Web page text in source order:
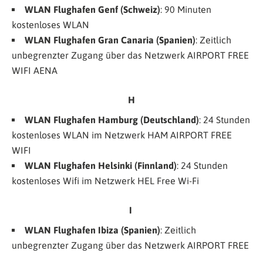
WLAN Flughafen Genf (Schweiz): 90 Minuten
kostenloses WLAN
WLAN Flughafen Gran Canaria (Spanien): Zeitlich
unbegrenzter Zugang über das Netzwerk AIRPORT FREE
WIFI AENA
H
WLAN Flughafen Hamburg (Deutschland): 24 Stunden
kostenloses WLAN im Netzwerk HAM AIRPORT FREE
WIFI
WLAN Flughafen Helsinki (Finnland): 24 Stunden
kostenloses Wifi im Netzwerk HEL Free Wi-Fi
I
WLAN Flughafen Ibiza (Spanien): Zeitlich
unbegrenzter Zugang über das Netzwerk AIRPORT FREE